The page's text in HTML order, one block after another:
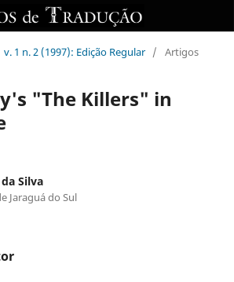
v. 1 n. 2 (1997): Edição Regular / Artigos
"The Killers" in
Silva
Jaraguá do Sul